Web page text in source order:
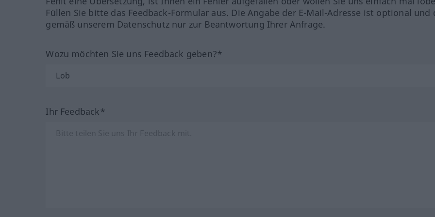
Füllen Sie bitte das Feedback-Formular aus. Die Angabe der E-Mail-Adresse ist optional und
gemäß unserem Datenschutz nur zur Beantwortung Ihrer Anfrage.
Wozu möchten Sie uns Feedback geben?*
Ihr Feedback*